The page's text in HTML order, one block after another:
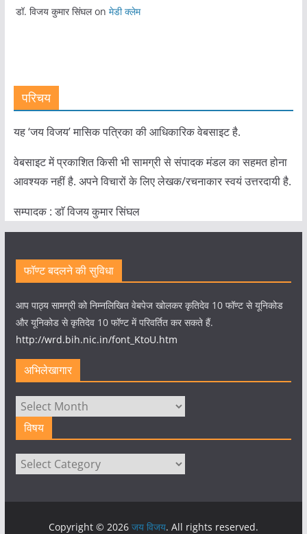
डॉ. विजय कुमार सिंघलon मेडी क्लेम
परिचय
यह ‘जय विजय’ मासिक पत्रिका की आधिकारिक वेबसाइट है.
वेबसाइट में प्रकाशित किसी भी सामग्री से संपादक मंडल का सहमत होना
आवश्यक नहीं है. अपने विचारों के लिए लेखक/रचनाकार स्वयं उत्तरदायी है.
सम्पादक : डाॅ विजय कुमार सिंघल
फॉण्ट बदलने की सुविधा
आप पाठ्य सामग्री को निम्नलिखित वेबपेज खोलकर कृतिदेव 10 फॉण्ट से यूनिकोड
और यूनिकोड से कृतिदेव 10 फॉण्ट में परिवर्तित कर सकते हैं.
http://wrd.bih.nic.in/font_KtoU.htm
अभिलेखागार
अभिलेखागार
विषय
विषय
Copyright © 2026 जय विजय. All rights reserved.